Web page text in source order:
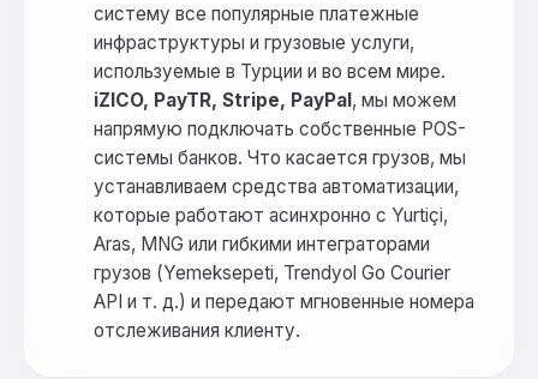
систему все популярные платежные
инфраструктуры и грузовые услуги,
используемые в Турции и во всем мире.
iZICO, PayTR, Stripe, PayPal, мы можем
напрямую подключать собственные POS-
системы банков. Что касается грузов, мы
устанавливаем средства автоматизации,
которые работают асинхронно с Yurtiçi,
Aras, MNG или гибкими интеграторами
грузов (Yemeksepeti, Trendyol Go Courier
API и т. д.) и передают мгновенные номера
отслеживания клиенту.